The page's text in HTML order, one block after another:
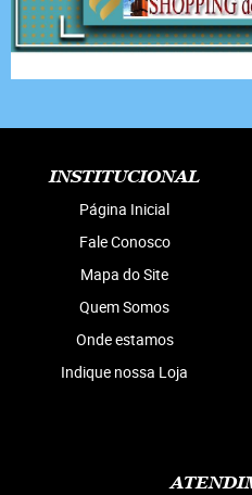
INSTITUCIONAL
Página Inicial
Fale Conosco
Mapa do Site
Quem Somos
Onde estamos
Indique nossa Loja